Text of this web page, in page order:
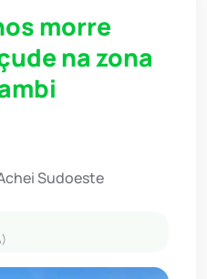
morre
na zona
Sudoeste